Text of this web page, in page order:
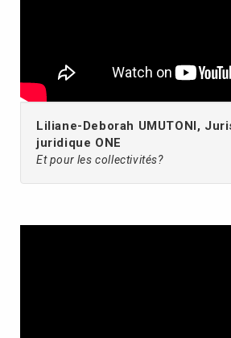
Liliane-Deborah UMUTONI,
juridique ONE
Et pour les collectivités?